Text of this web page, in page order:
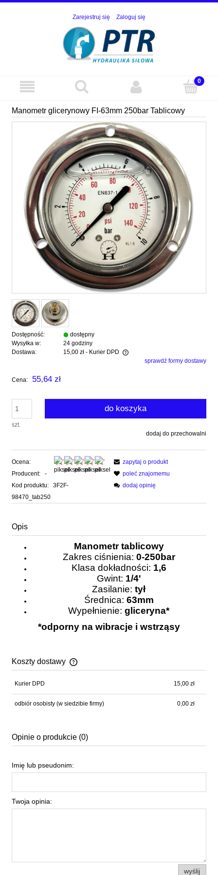
Zarejestruj się Zaloguj się
Manometr glicerynowy FI-63mm 250bar Tablicowy
Dostępność:
dostępny
Wysyłka w:
24 godziny
Dostawa:
15,00 zł - Kurier DPD
Cena nie zawiera ewentualnych kosztów płatnościsprawdź formy dostawy
Cena: 55,64 zł
szt.
do koszyka
dodaj do przechowalni
Ocena:
Producent:
-
Kod produktu:
3F2F-
98470_tab250
zapytaj o produkt
poleć znajomemu
dodaj opinię
Opis
Manometr tablicowy
Zakres ciśnienia: 0-250bar
Klasa dokładności: 1,6
Gwint: 1/4'
Zasilanie: tył
Średnica: 63mm
Wypełnienie: gliceryna*
*odporny na wibracje i wstrząsy
Koszty dostawy
Cena nie zawiera ewentualnych kosztów płatności
Kurier DPD 15,00 zł
odbiór osobisty (w siedzibie firmy) 0,00 zł
Opinie o produkcie (0)
Imię lub pseudonim:
Twoja opinia:
wyślij